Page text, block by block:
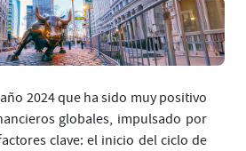
2024 que ha sido muy positivo
globales, impulsado por
clave: el inicio del ciclo de